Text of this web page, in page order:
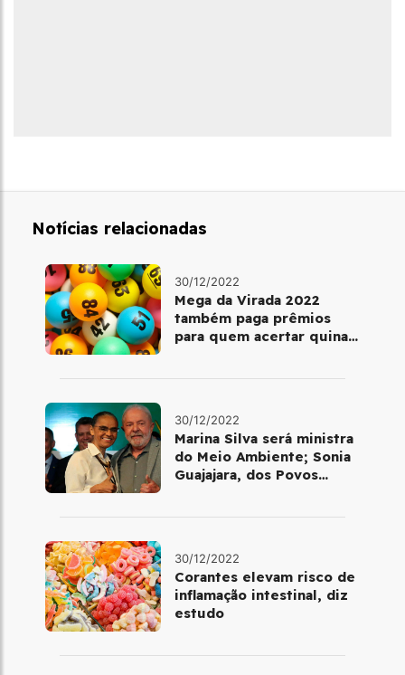
Notícias relacionadas
30/12/2022
Mega da Virada 2022
também paga prêmios
para quem acertar quina
30/12/2022
Marina Silva será ministra
do Meio Ambiente; Sonia
Guajajara, dos Povos
30/12/2022
Corantes elevam risco de
inflamação intestinal, diz
estudo